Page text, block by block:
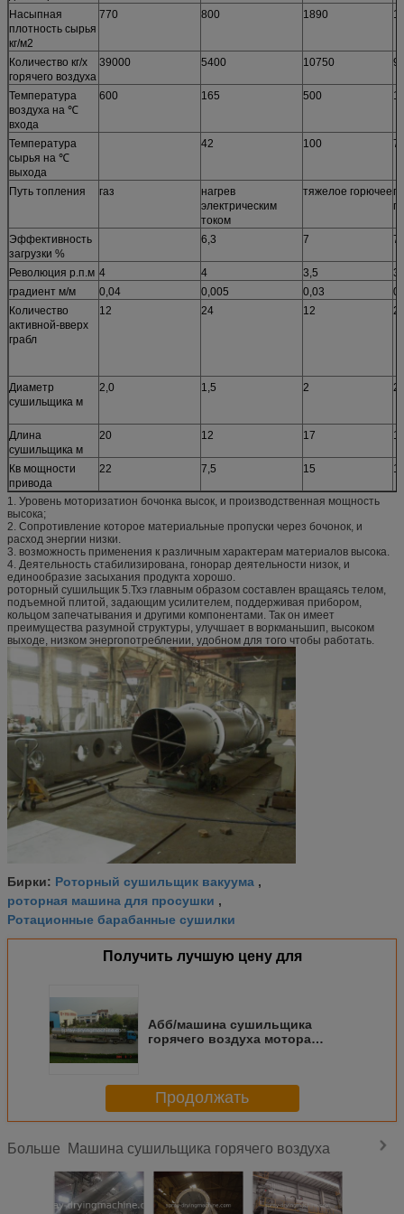
Насыпная
плотность сырья
кг/м2
770 800 1890
Количество кг/х
горячего воздуха
39000 5400 10750
Температура
воздуха на ℃
входа
600 165 500
Температура
сырья на ℃
выхода
42 100
Путь топления газ
нагрев
электрическим
током
тяжелое горючее
Эффективность
загрузки %
6,3 7
Революция р.п.м 4 4 3,5
3
градиент м/м
0,04 0,005 0,03
Количество
активной-вверх
грабл
12 24 12
Диаметр
сушильщика м
2,0 1,5 2
Длина
сушильщика м
20 12 17
Кв мощности
привода
22 7,5 15 11
1. Уровень моторизатион бочонка высок, и производственная мощность
высока;
2. Сопротивление которое материальные пропуски через бочонок, и
расход энергии низки.
3. возможность применения к различным характерам материалов высока.
4. Деятельность стабилизирована, гонорар деятельности низок, и
единообразие засыхания продукта хорошо.
роторный сушильщик 5.Тхэ главным образом составлен вращаясь телом,
подъемной плитой, задающим усилителем, поддерживая прибором,
кольцом запечатывания и другими компонентами. Так он имеет
преимущества разумной структуры, улучшает в воркманьшип, высоком
выходе, низком энергопотреблении, удобном для того чтобы работать.
Бирки: Роторный сушильщик вакуума ,
роторная машина для просушки ,
Ротационные барабанные сушилки
Получить лучшую цену для
Абб/машина сушильщика
горячего воздуха мотора
Продолжать
Больше Машина сушильщика горячего воздуха